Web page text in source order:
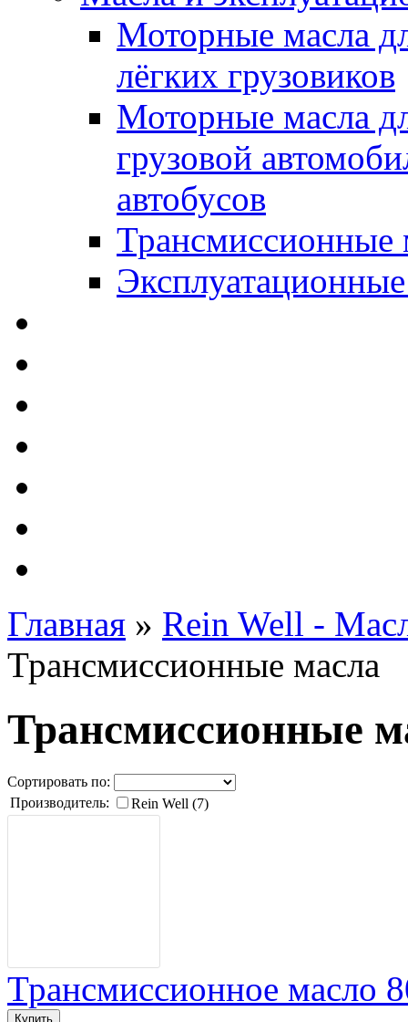
Моторные масла
лёгких грузовиков
Моторные масла
грузовой
автобусов
Трансмиссионные
Главная » Rein Well -
Трансмиссионные масла
Трансмиссионные
Сортировать по:
Производитель:
Rein Well (7)
Трансмиссионное масло